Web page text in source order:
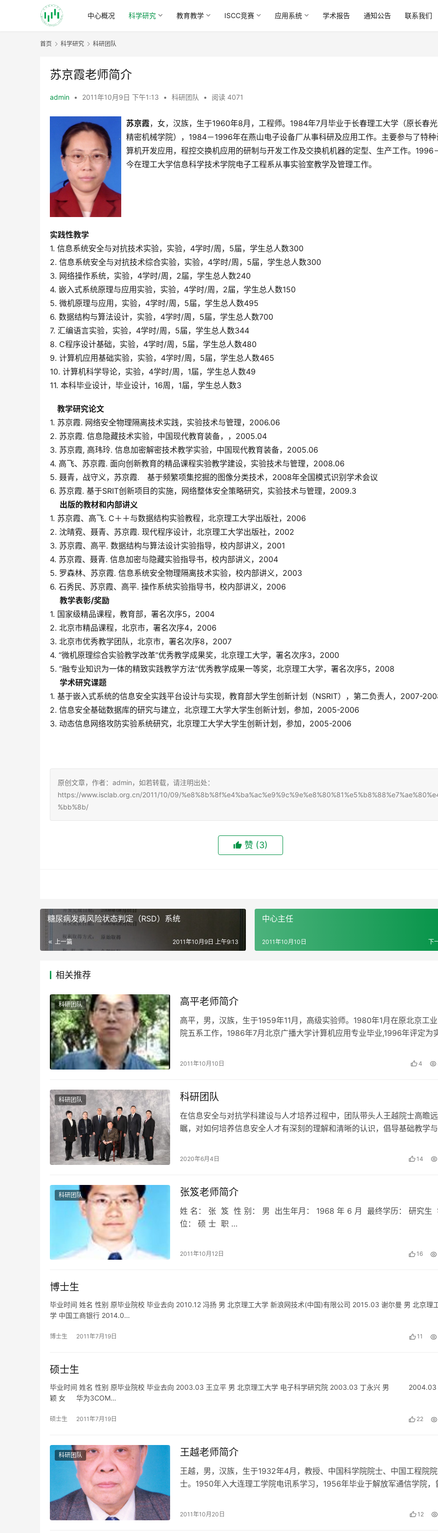
中心概况 科学研究 教育教学 ISCC竞赛 应用系统 学术报告 通知公告 联系我们
首页 科学研究 科研团队
苏京霞老师简介
admin • 2011年10月9日 下午1:13 • 科研团队 • 阅读 4071
苏京霞，女，汉族，生于1960年8月，工程师。1984年7月毕业于长春理工大学（原长春
精密机械学院），1984－1996年在燕山电子设备厂从事科研及应用工作。主要参与了特种
算机开发应用，程控交换机应用的研制与开发工作及交换机机器的定型、生产工作。1996
今在理工大学信息科学技术学院电子工程系从事实验室教学及管理工作。
实践性教学
1. 信息系统安全与对抗技术实验，实验，4学时/周，5届，学生总人数300
2. 信息系统安全与对抗技术综合实验，实验，4学时/周，5届，学生总人数300
3. 网络操作系统，实验，4学时/周，2届，学生总人数240
4. 嵌入式系统原理与应用实验，实验，4学时/周，2届，学生总人数150
5. 微机原理与应用，实验，4学时/周，5届，学生总人数495
6. 数据结构与算法设计，实验，4学时/周，5届，学生总人数700
7. 汇编语言实验，实验，4学时/周，5届，学生总人数344
8. C程序设计基础，实验，4学时/周，5届，学生总人数480
9. 计算机应用基础实验，实验，4学时/周，5届，学生总人数465
10. 计算机科学导论，实验，4学时/周，1届，学生总人数49
11. 本科毕业设计，毕业设计，16周，1届，学生总人数3
教学研究论文
1. 苏京霞. 网络安全物理隔离技术实践，实验技术与管理，2006.06
2. 苏京霞. 信息隐藏技术实验，中国现代教育装备，，2005.04
3. 苏京霞, 高玮玲. 信息加密解密技术教学实验，中国现代教育装备，2005.06
4. 高飞、苏京霞. 面向创新教育的精品课程实验教学建设，实验技术与管理，2008.06
5. 聂青，战守义，苏京霞.　基于频繁项集挖掘的图像分类技术，2008年全国模式识别学术会议
6. 苏京霞. 基于SRIT创新项目的实施，网络整体安全策略研究，实验技术与管理，2009.3
出版的教材和内部讲义
1. 苏京霞、高飞. C＋＋与数据结构实验教程，北京理工大学出版社，2006
2. 沈晴霓、聂青、苏京霞. 现代程序设计，北京理工大学出版社，2002
3. 苏京霞、高平. 数据结构与算法设计实验指导，校内部讲义，2001
4. 苏京霞、聂青. 信息加密与隐藏实验指导书，校内部讲义，2004
5. 罗森林、苏京霞. 信息系统安全物理隔离技术实验，校内部讲义，2003
6. 石秀民、苏京霞、高平. 操作系统实验指导书，校内部讲义，2006
教学表彰/奖励
1. 国家级精品课程，教育部，署名次序5，2004
2. 北京市精品课程，北京市，署名次序4，2006
3. 北京市优秀教学团队，北京市，署名次序8，2007
4. “微机原理综合实验教学改革”优秀教学成果奖，北京理工大学，署名次序3，2000
5. “融专业知识为一体的精致实践教学方法”优秀教学成果一等奖，北京理工大学，署名次序5，2008
学术研究课题
1. 基于嵌入式系统的信息安全实践平台设计与实现，教育部大学生创新计划（NSRIT），第二负责人，2007-
2. 信息安全基础数据库的研究与建立，北京理工大学大学生创新计划，参加，2005-2006
3. 动态信息网络攻防实验系统研究，北京理工大学大学生创新计划，参加，2005-2006
原创文章，作者：admin，如若转载，请注明出处：
https://www.isclab.org.cn/2011/10/09/
%bb%8b/
赞 (3)
糖尿病发病风险状态判定（RSD）系统
上一篇 2011年10月9日 上午9:13
中心主任
下
2011年10月10日
相关推荐
科研团队 高平老师简介
高平，男，汉族，生于1959年11月，高级实验师。1980年1月在原北京工
院五系工作，1986年7月北京广播大学计算机应用专业毕业,1996年评定为
2011年10月10日 4
科研团队 科研团队
在信息安全与对抗学科建设与人才培养过程中，团队带头人王越院士高瞻远
瞩，对如何培养信息安全人才有深刻的理解和清晰的认识，倡导基础教学
2020年6月4日 14
科研团队 张笈老师简介
姓 名： 张 笈 性 别： 男 出生年月： 1968 年 6 月 最终学历： 研究生
位： 硕 士 职 …
2011年10月12日 16
博士生
毕业时间 姓名 性别 原毕业院校 毕业去向 2010.12 冯扬 男 北京理工大学 新浪网技术(中国)有限公司 2015.03 谢尔曼 男 北京理
学 中国工商银行 2014.0…
博士生 2011年7月19日 11
硕士生
毕业时间 姓名 性别 原毕业院校 毕业去向 2003.03 王立平 男 北京理工大学 电子科学研究院 2003.03 丁永兴 男 2004.03
颖 女 华为3COM…
硕士生 2011年7月19日 22
科研团队 王越老师简介
王越，男，汉族，生于1932年4月，教授、中国科学院院士、中国工程院院
士。1950年入大连理工学院电讯系学习，1956年毕业于解放军通信学院，
2011年10月20日 12